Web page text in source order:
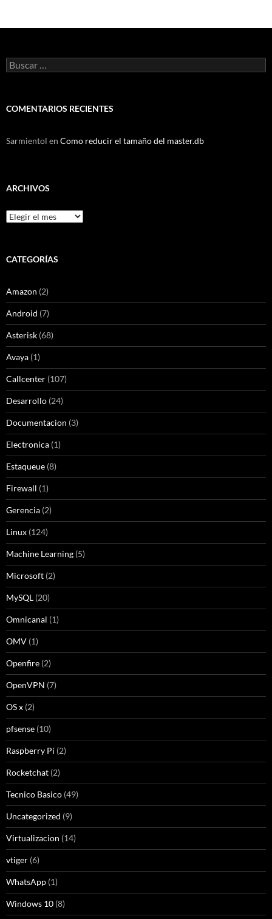
Buscar:
COMENTARIOS RECIENTES
Sarmientol en Como reducir el tamaño del master.db
ARCHIVOS
Archivos
CATEGORÍAS
Amazon (2)
Android (7)
Asterisk (68)
Avaya (1)
Callcenter (107)
Desarrollo (24)
Documentacion (3)
Electronica (1)
Estaqueue (8)
Firewall (1)
Gerencia (2)
Linux (124)
Machine Learning (5)
Microsoft (2)
MySQL (20)
Omnicanal (1)
OMV (1)
Openfire (2)
OpenVPN (7)
OS x (2)
pfsense (10)
Raspberry Pi (2)
Rocketchat (2)
Tecnico Basico (49)
Uncategorized (9)
Virtualizacion (14)
vtiger (6)
WhatsApp (1)
Windows 10 (8)